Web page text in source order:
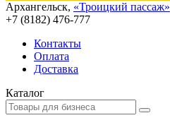
Архангельск, «Троицкий пассаж»
+7 (8182) 476-777
Контакты
Оплата
Доставка
Каталог